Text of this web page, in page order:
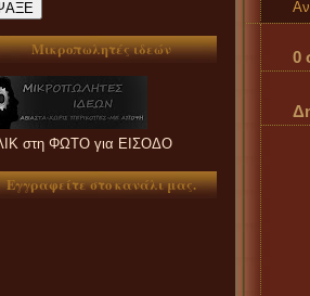
Μικροπωλητές ιδεών
στη ΦΩΤΟ για ΕΙΣΟΔΟ
Εγγραφείτε στο κανάλι μας.
0